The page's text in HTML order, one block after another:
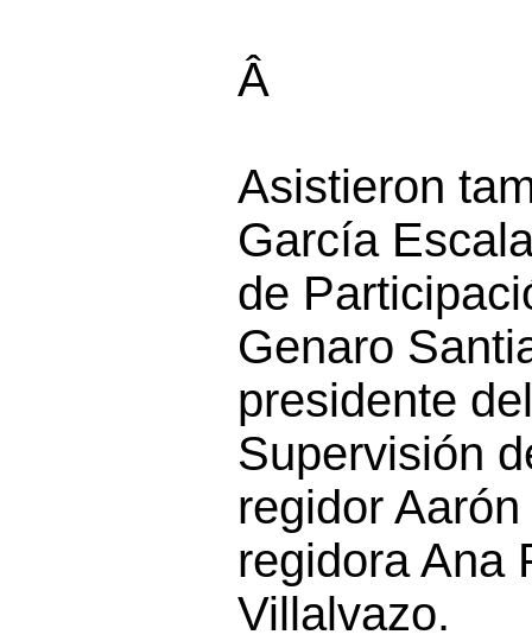
Â
Asistieron
García
de
Genaro
presidente
Supervisión
regidor
regidora Ana
Villalvazo.